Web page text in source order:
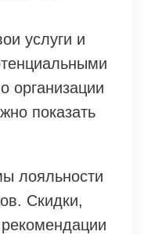
услуги и
организации
показать
лояльности
Скидки,